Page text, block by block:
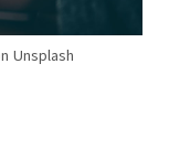
Unsplash